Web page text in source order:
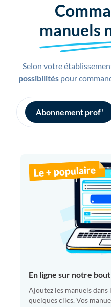
manuels
Selon votre
possibilitéspour
Abonnement prof'
En ligne sur notre
Ajoutez les manuels dans
quelques clics. Vos
Le + populaire